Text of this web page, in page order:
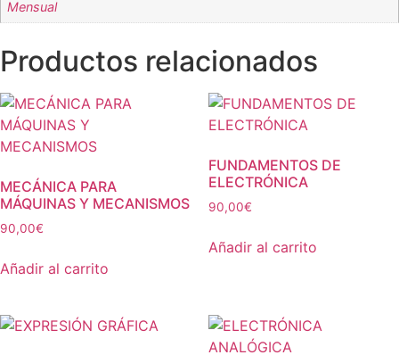
Mensual
Productos relacionados
MECÁNICA PARA
MÁQUINAS Y MECANISMOS
90,00€
Añadir al carrito
FUNDAMENTOS DE
ELECTRÓNICA
90,00€
Añadir al carrito